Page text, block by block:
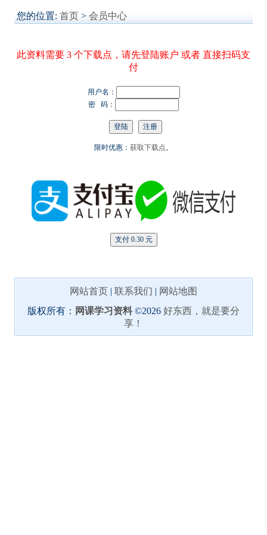
您的位置: 首页 > 会员中心
此资料需要 3 个下载点，请先登陆账户 或者 直接扫码支
付
用户名：
密 码：
限时优惠： 获取下载点。
网站首页 | 联系我们 | 网站地图
版权所有： 网课学习资料©2026 好东西，就是要分
享！